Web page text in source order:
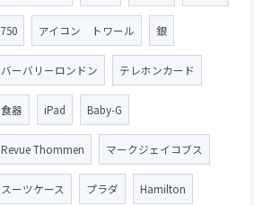
750 アイコン トワール 銀
バーバリーロンドン テレホンカード
食器 iPad Baby-G
Revue Thommen マークジェイコブス
スーツケース プラダ Hamilton